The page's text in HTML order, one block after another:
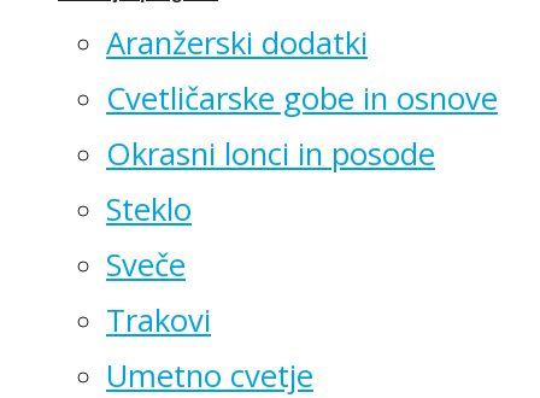
Aranžerski dodatki
Cvetličarske gobe in osnove
Okrasni lonci in posode
Steklo
Sveče
Trakovi
Umetno cvetje